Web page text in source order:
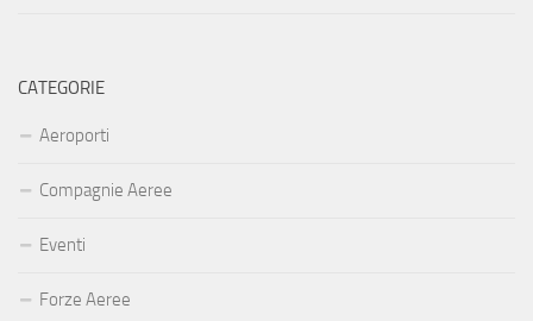
CATEGORIE
Aeroporti
Compagnie Aeree
Eventi
Forze Aeree